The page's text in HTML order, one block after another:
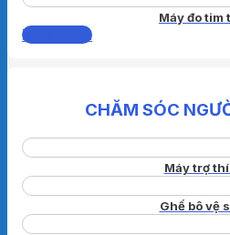
Máy đo tim
Xem thêm
CHĂM SÓC
Máy trợ
Ghế bô vệ